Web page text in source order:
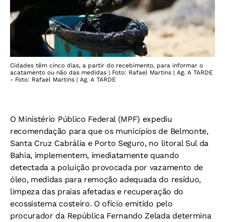
Cidades têm cinco dias, a partir do recebimento, para informar o
acatamento ou não das medidas | Foto: Rafael Martins | Ag. A TARDE
- Foto: Rafael Martins | Ag. A TARDE
O Ministério Público Federal (MPF) expediu
recomendação para que os municípios de Belmonte,
Santa Cruz Cabrália e Porto Seguro, no litoral Sul da
Bahia, implementem, imediatamente quando
detectada a poluição provocada por vazamento de
óleo, medidas para remoção adequada do resíduo,
limpeza das praias afetadas e recuperação do
ecossistema costeiro. O ofício emitido pelo
procurador da República Fernando Zelada determina